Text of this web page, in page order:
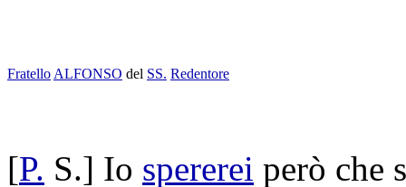
Fratello ALFONSO del SS. Redentore
[P. S.] Io spererei però che